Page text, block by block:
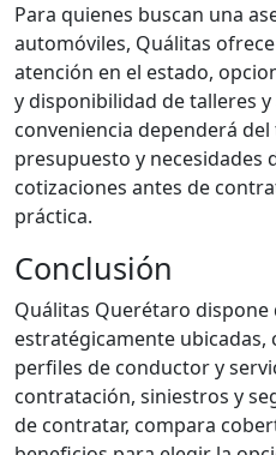
Para quienes buscan una
automóviles, Quálitas
atención en el estado,
y disponibilidad de talleres
conveniencia dependerá
presupuesto y necesidades
cotizaciones antes de
práctica.
Conclusión
Quálitas Querétaro dispone
estratégicamente
perfiles de conductor y
contratación, siniestros y
de contratar, compara